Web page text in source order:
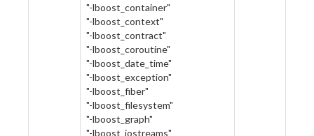
"-lboost_container"
"-lboost_context"
"-lboost_contract"
"-lboost_coroutine"
"-lboost_date_time"
"-lboost_exception"
"-lboost_fiber"
"-lboost_filesystem"
"-lboost_graph"
"-lboost_iostreams"